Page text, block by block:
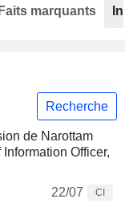
Recherche
de Narottam
Officer,
22/07
CI
Faits marquants